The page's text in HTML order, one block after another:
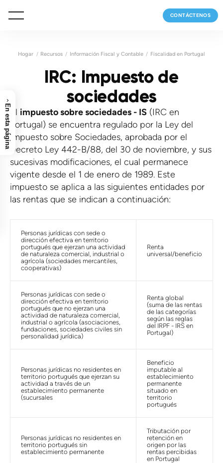
CONTÁCTENOS
Hogar Recursos Información Fiscal y Contable Fiscalidad en Portugal
IRC: Impuesto de
sociedades
El impuesto sobre sociedades - IS (IRC en
Portugal) se encuentra regulado por la Ley del
Impuesto sobre Sociedades, aprobada por el
Decreto Ley 442-B/88, del 30 de noviembre, y sus
sucesivas modificaciones, el cual permanece
vigente desde el 1 de enero de 1989. Este
impuesto se aplica a las siguientes entidades por
las rentas que se indican a continuación:
Personas jurídicas con sede o
dirección efectiva en territorio
portugués que ejerzan una actividad
de naturaleza comercial, industrial o
agrícola (sociedades mercantiles,
cooperativas)
Renta
universal/beneficio
Personas jurídicas con sede o
dirección efectiva en territorio
portugués que no ejerzan una
actividad de naturaleza comercial,
industrial o agrícola (asociaciones,
fundaciones, sociedades civiles sin
personalidad jurídica)
Renta global
(suma de las rentas
de las categorías
según las reglas
del IRPF - IRS en
Portugal)
Personas jurídicas no residentes en
territorio portugués que ejerzan su
actividad a través de un
establecimiento permanente
(sucursales
Beneficio
imputable al
establecimiento
permanente
situado en
territorio
portugués
Personas jurídicas no residentes en
territorio portugués sin
establecimiento permanente
Tributación por
retención en
origen por las
rentas percibidas
en Portugal
›
En esta página